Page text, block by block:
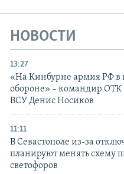
НОВОСТИ
13:27
«На Кинбурне армия РФ в
обороне» – командир ОТК
ВСУ Денис Носиков
11:11
В Севастополе из-за
планируют менять схему
светофоров